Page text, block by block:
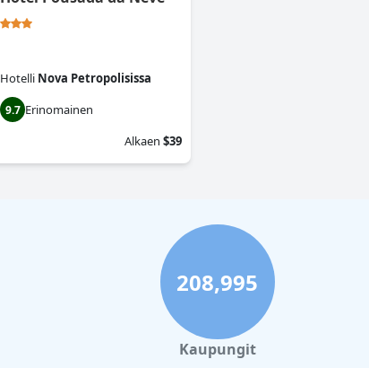
Hotelli Nova Petropolisissa
9.7 Erinomainen
Alkaen $39
208,995
Kaupungit